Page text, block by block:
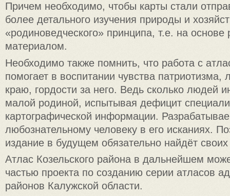
Причем необходимо, чтобы карты стали
более детального изучения природы и
«родиноведческого» принципа, т.е. на
материалом.
Необходимо также помнить, что работа с
помогает в воспитании чувства
краю, гордости за него. Ведь сколько людей
малой родиной, испытывая дефицит
картографической информации.
любознательному человеку в его исканиях.
издание в будущем обязательно найдёт
Атлас Козельского района в дальнейшем
частью проекта по созданию серии атласов
районов Калужской области.